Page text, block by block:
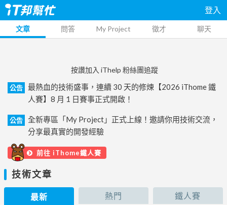
登入
文章 問答 My Project 徵才 聊天
按讚加入 iThelp 粉絲團追蹤
公告
最熱血的技術盛事，連續 30 天的修煉【2026 iThome 鐵
人賽】8 月 1 日賽事正式開啟！
公告
全新專區「My Project」正式上線！邀請你用技術交流，
分享最真實的開發經驗
前往 iThome鐵人賽
技術文章
最新 熱門 鐵人賽